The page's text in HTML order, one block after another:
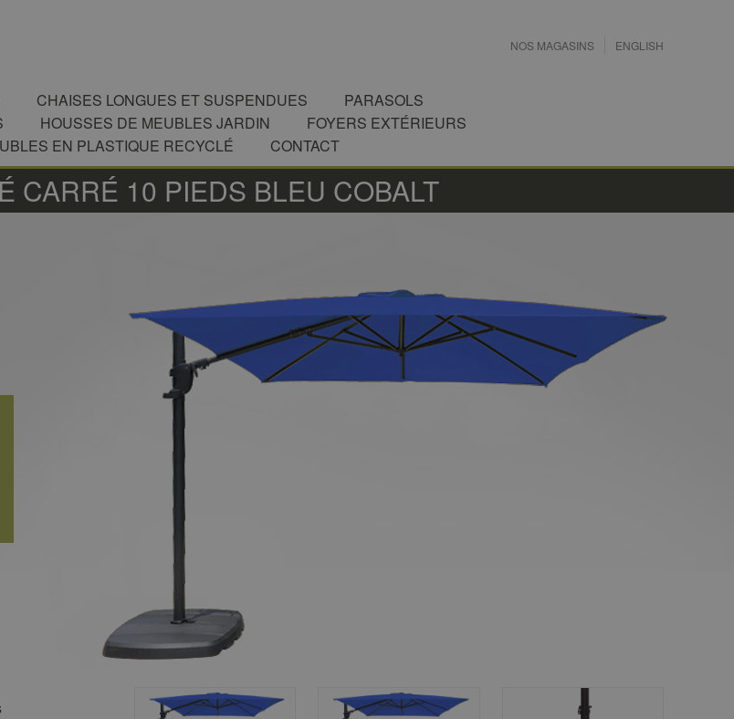
NOS MAGASINS ENGLISH
CHAISES LONGUES ET SUSPENDUES
PARASOLS
HOUSSES DE MEUBLES JARDIN
FOYERS EXTÉRIEURS
EN PLASTIQUE RECYCLÉ CONTACT
CARRÉ 10 PIEDS BLEU COBALT